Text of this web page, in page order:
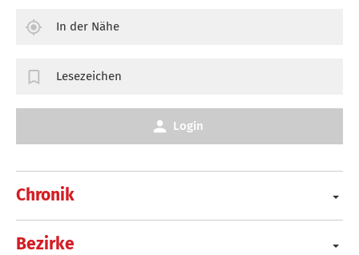
Chronik
Bezirke
In der Nähe
Lesezeichen
Login